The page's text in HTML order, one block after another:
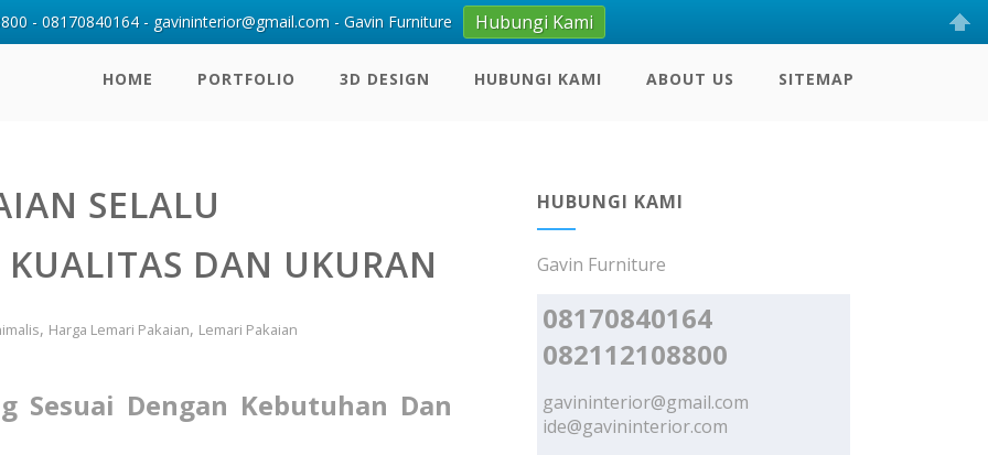
HOME PORTFOLIO 3D DESIGN HUBUNGI KAMI ABOUT US SITEMAP
SELALU
DAN UKURAN
, Harga Lemari Pakaian, Lemari Pakaian
Sesuai Dengan Kebutuhan Dan
HUBUNGI KAMI
Gavin Furniture
08170840164
082112108800
gavininterior@gmail.com
ide@gavininterior.com
- 08170840164 - gavininterior@gmail.com - Gavin Furniture Hubungi Kami